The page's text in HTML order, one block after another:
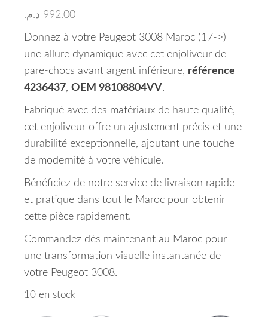
992.00 د.م.
Donnez à votre Peugeot 3008 Maroc (17->)
une allure dynamique avec cet enjoliveur de
pare-chocs avant argent inférieure, référence
4236437, OEM 98108804VV.
Fabriqué avec des matériaux de haute qualité,
cet enjoliveur offre un ajustement précis et une
durabilité exceptionnelle, ajoutant une touche
de modernité à votre véhicule.
Bénéficiez de notre service de livraison rapide
et pratique dans tout le Maroc pour obtenir
cette pièce rapidement.
Commandez dès maintenant au Maroc pour
une transformation visuelle instantanée de
votre Peugeot 3008.
10 en stock